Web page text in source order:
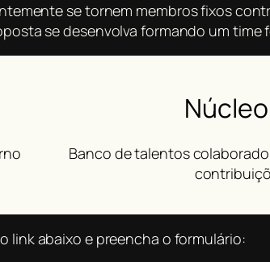
se tornem membros fixos
se desenvolva formando um
Banco de talentos
link abaixo e preencha o formulário: